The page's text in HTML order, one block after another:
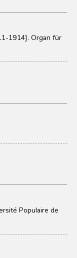
1914]. Organ für
Populaire de